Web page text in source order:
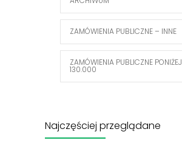
ZAMÓWIENIA PUBLICZNE – INNE
ZAMÓWIENIA PUBLICZNE PONIŻEJ
130.000
Najczęściej przeglądane